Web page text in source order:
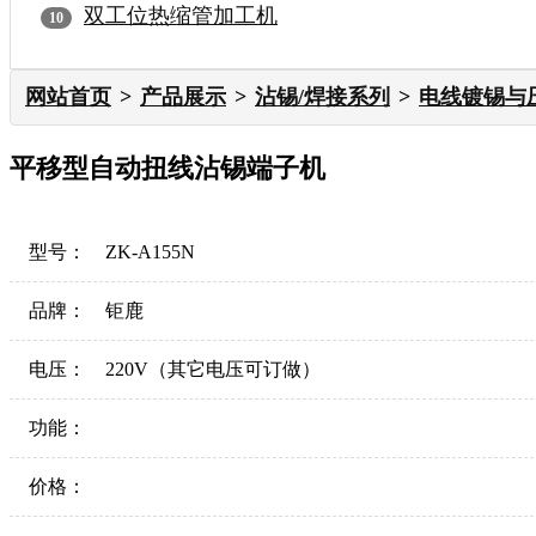
双工位热缩管加工机
网站首页 产品展示 沾锡/焊接系列 电线镀锡与
平移型自动扭线沾锡端子机
型号： ZK-A155N
品牌： 钜鹿
电压： 220V（其它电压可订做）
功能：
价格：